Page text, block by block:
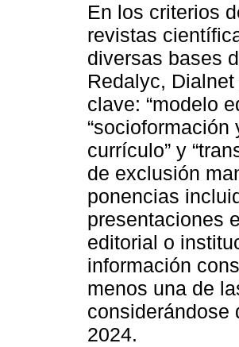
En los criterios
revistas
diversas bases
Redalyc,
clave: “modelo
“socioformación
currículo” y
de exclusión
ponencias
presentaciones
editorial o
información
menos una de
considerándose
2024.